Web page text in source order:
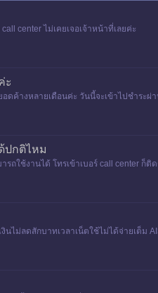
center ไม่เคยเจอเจ้าหน้าที่เลยค่ะ
ะ
ดค้างหลายเดือนค่ะ วันนี้จะเข้าไปชำระ
ปกติไหม
ถใช้งานได้ โทรเข้าเบอร์ call center
ไม่ลดสักบาทเวลาเน็ตใช้ไม่ได้จ่ายเต็ม